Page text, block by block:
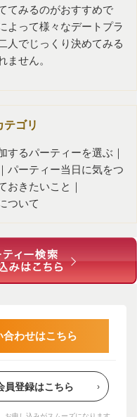
てみるのがおすすめで
よって様々なデートプラ
人でじっくり決めてみる
ません。
テゴリ
するパーティーを選ぶ ｜
｜ パーティー当日に気をつ
おきたいこと ｜
ついて
合わせはこちら
員登録はこちら